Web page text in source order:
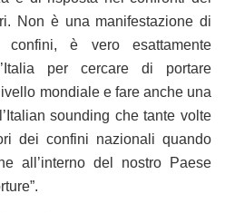
Non è una manifestazione di
confini, è vero esattamente
per cercare di portare
mondiale e fare anche una
sounding che tante volte
dei confini nazionali quando
all’interno del nostro Paese